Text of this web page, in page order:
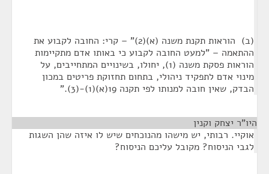
(ב) הוראות תקנת משנה (א)(2)" – קרי: החובה לקבוע את
ההתאמה – "למעט החובה לקבוע כי באותו אדם מתקיימות
הוראות פסקת משנה (1), יחולו, בשינויים המתחייבים, על
מינוי אדם לתפקיד ניהולי, בתחום תחזוקת פריטים במכון
הבדק, שאין חובה למנותו לפי תקנה 19(א)(1)-(3)."
היו"ר יצחק וקנין
אוקיי. רבותי, יש מישהו מהנוכחים שיש לו איזה שהן השגות
לגבי הניסוח? מקובל עליכם הניסוח?